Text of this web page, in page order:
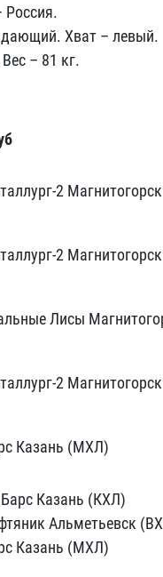
Россия.
Хват – левый.
– 81 кг.
2
2
Лисы
2
Казань (МХЛ)
Казань (КХЛ)
Альметьевск
Казань (МХЛ)